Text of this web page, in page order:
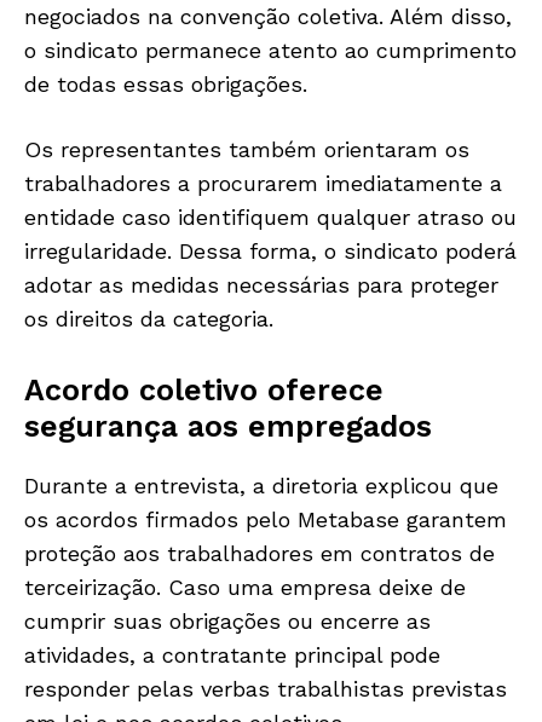
negociados na convenção coletiva. Além disso,
o sindicato permanece atento ao cumprimento
de todas essas obrigações.
Os representantes também orientaram os
trabalhadores a procurarem imediatamente a
entidade caso identifiquem qualquer atraso ou
irregularidade. Dessa forma, o sindicato poderá
adotar as medidas necessárias para proteger
os direitos da categoria.
Acordo coletivo oferece
segurança aos empregados
Durante a entrevista, a diretoria explicou que
os acordos firmados pelo Metabase garantem
proteção aos trabalhadores em contratos de
terceirização. Caso uma empresa deixe de
cumprir suas obrigações ou encerre as
atividades, a contratante principal pode
responder pelas verbas trabalhistas previstas